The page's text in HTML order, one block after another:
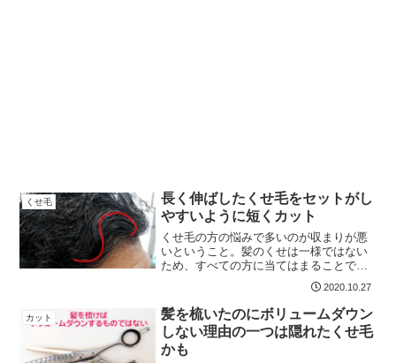
くせ毛
長く伸ばしたくせ毛をセットがし
やすいように短くカット
くせ毛の方の悩みで多いのが収まりが悪
いということ。髪のくせは一様ではない
ため、すべての方に当てはまることでは
ないのですが、くせを活かしたカットを
することで、日々の手入れがとても楽に
なることがあります。今日のゲストは、
コロナの緊急事態宣言が発...
2020.10.27
カット
髪を梳いたのにボリュームダウン
しない理由の一つは隠れたくせ毛
かも